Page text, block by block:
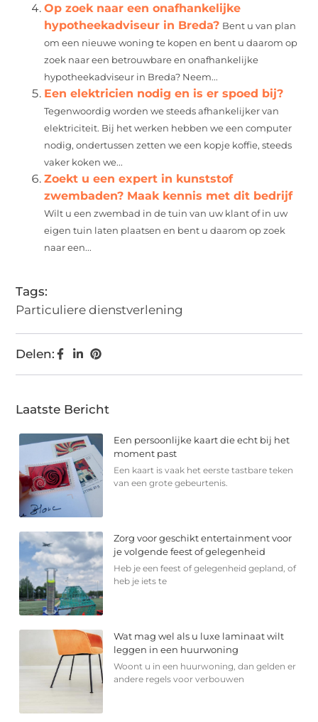
Op zoek naar een onafhankelijke
hypotheekadviseur in Breda? Bent u van plan
om een nieuwe woning te kopen en bent u daarom op
zoek naar een betrouwbare en onafhankelijke
hypotheekadviseur in Breda? Neem...
Een elektricien nodig en is er spoed bij?
Tegenwoordig worden we steeds afhankelijker van
elektriciteit. Bij het werken hebben we een computer
nodig, ondertussen zetten we een kopje koffie, steeds
vaker koken we...
Zoekt u een expert in kunststof
zwembaden? Maak kennis met dit bedrijf
Wilt u een zwembad in de tuin van uw klant of in uw
eigen tuin laten plaatsen en bent u daarom op zoek
naar een...
Tags:
Particuliere dienstverlening
Delen:
Laatste Bericht
Een persoonlijke kaart die echt bij het
moment past
Een kaart is vaak het eerste tastbare teken
van een grote gebeurtenis.
Zorg voor geschikt entertainment voor
je volgende feest of gelegenheid
Heb je een feest of gelegenheid gepland, of
heb je iets te
Wat mag wel als u luxe laminaat wilt
leggen in een huurwoning
Woont u in een huurwoning, dan gelden er
andere regels voor verbouwen